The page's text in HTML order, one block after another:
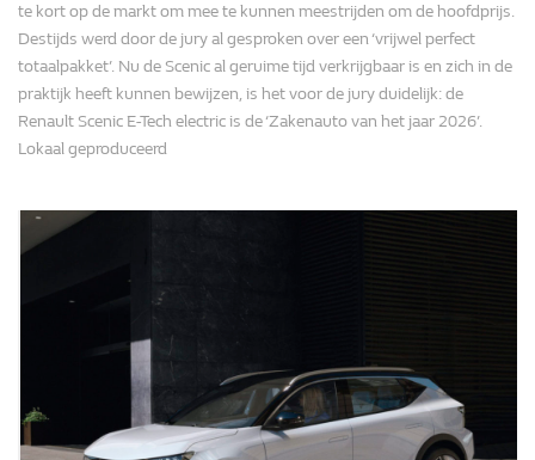
te kort op de markt om mee te kunnen meestrijden om de hoofdprijs.
Destijds werd door de jury al gesproken over een ‘vrijwel perfect
totaalpakket’. Nu de Scenic al geruime tijd verkrijgbaar is en zich in de
praktijk heeft kunnen bewijzen, is het voor de jury duidelijk: de
Renault Scenic E-Tech electric is de ‘Zakenauto van het jaar 2026’.
Lokaal geproduceerd